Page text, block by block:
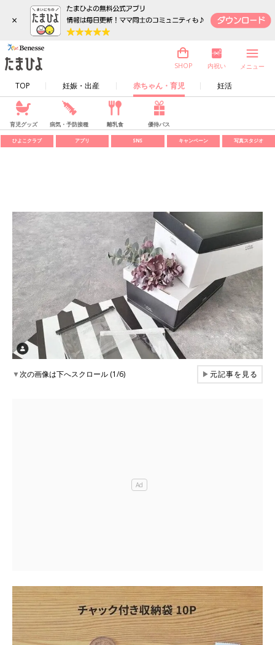
×
TOP 妊娠・出産 赤ちゃん・育児 妊活
SHOP 内祝い メニュー
育児グッズ 病気・予防接種 離乳食 優待パス
ひよこクラブ アプリ SNS キャンペーン 写真スタジオ
▼次の画像は下へスクロール (1/6) ▶元記事を見る